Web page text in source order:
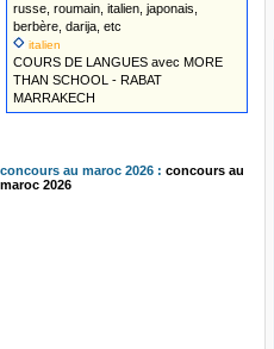
russe, roumain, italien, japonais,
berbère, darija, etc
italien
COURS DE LANGUES avec MORE
THAN SCHOOL - RABAT
MARRAKECH
concours au maroc 2026 : concours au
maroc 2026